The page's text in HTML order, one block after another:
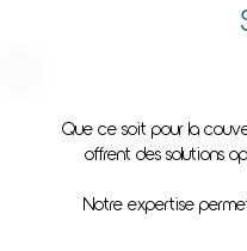
Que ce soit pour la
offrent des solutions
Notre expertise